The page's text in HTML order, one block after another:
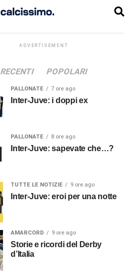
ADVERTISEMENT
RECENTI POPOLARI
PALLONATE 7 ore ago
Inter-Juve: i doppi ex
PALLONATE 8 ore ago
Inter-Juve: sapevate che…?
TUTTE LE NOTIZIE 9 ore ago
Inter-Juve: eroi per una notte
AMARCORD 9 ore ago
Storie e ricordi del Derby
d’Italia